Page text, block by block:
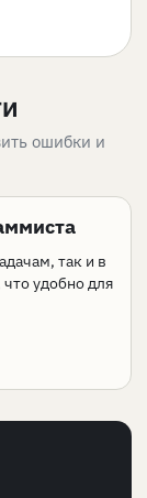
ошибки и
так и в
удобно для